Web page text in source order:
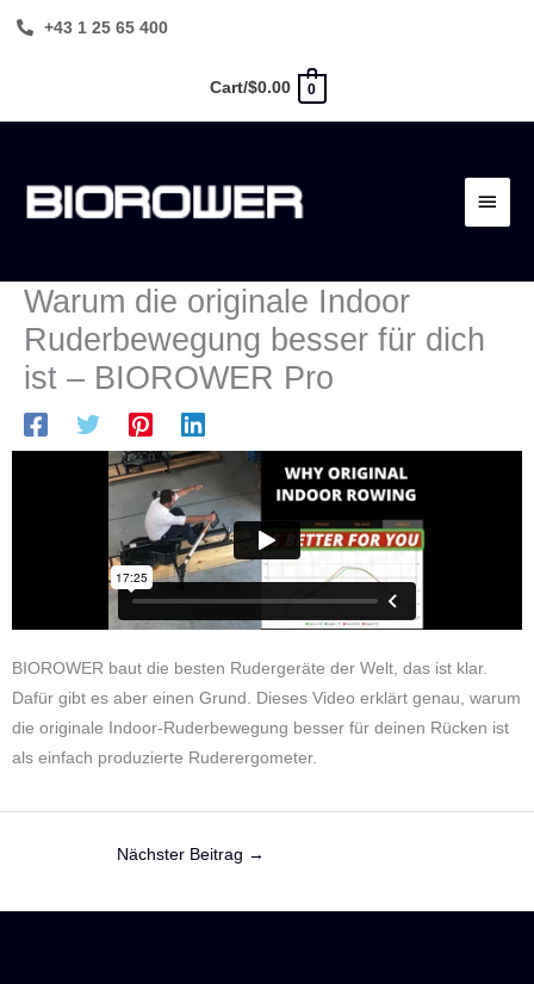
+43 1 25 65 400
Cart/$0.00 0
Warum die originale Indoor
Ruderbewegung besser für dich
ist – BIOROWER Pro
BIOROWER baut die besten Rudergeräte der Welt, das ist klar.
Dafür gibt es aber einen Grund. Dieses Video erklärt genau, warum
die originale Indoor-Ruderbewegung besser für deinen Rücken ist
als einfach produzierte Ruderergometer.
Nächster Beitrag →